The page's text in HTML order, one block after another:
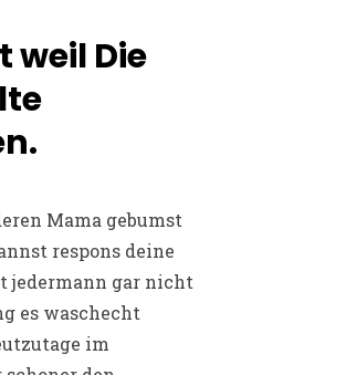
weil Die
Mama gebumst
respons deine
jedermann gar nicht
es waschecht
im